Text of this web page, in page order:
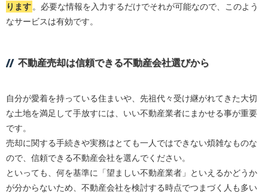
ります 。必要な情報を入力するだけでそれが可能なので、このよう
なサービスは有効です。
不動産売却は信頼できる不動産会社選びから
自分が愛着を持っている住まいや、先祖代々受け継がれてきた大切
な土地を満足して手放すには、いい不動産業者にまかせる事が重要
です。
売却に関する手続きや実務はとても一人ではできない煩雑なものな
ので、信頼できる不動産会社を選んでください。
といっても、何を基準に「望ましい不動産業者」といえるかどうか
が分からないため、不動産会社を検討する時点でつまづく人も多い